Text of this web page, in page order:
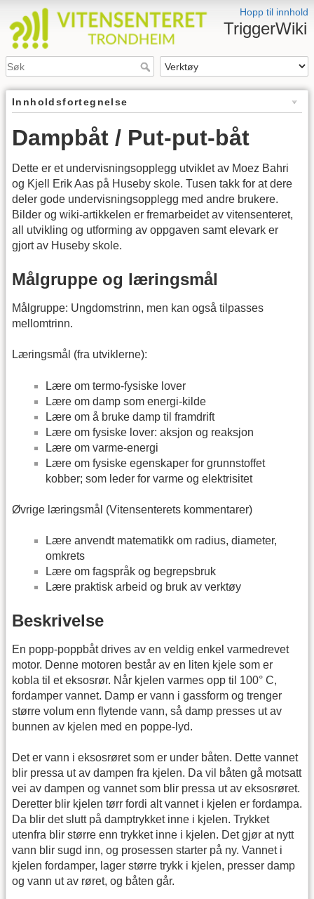
Hopp til innhold
TriggerWiki
Innholdsfortegnelse
Dampbåt / Put-put-båt
Dette er et undervisningsopplegg utviklet av Moez Bahri
og Kjell Erik Aas på Huseby skole. Tusen takk for at dere
deler gode undervisningsopplegg med andre brukere.
Bilder og wiki-artikkelen er fremarbeidet av vitensenteret,
all utvikling og utforming av oppgaven samt elevark er
gjort av Huseby skole.
Målgruppe og læringsmål
Målgruppe: Ungdomstrinn, men kan også tilpasses
mellomtrinn.
Læringsmål (fra utviklerne):
Lære om termo-fysiske lover
Lære om damp som energi-kilde
Lære om å bruke damp til framdrift
Lære om fysiske lover: aksjon og reaksjon
Lære om varme-energi
Lære om fysiske egenskaper for grunnstoffet
kobber; som leder for varme og elektrisitet
Øvrige læringsmål (Vitensenterets kommentarer)
Lære anvendt matematikk om radius, diameter,
omkrets
Lære om fagspråk og begrepsbruk
Lære praktisk arbeid og bruk av verktøy
Beskrivelse
En popp-poppbåt drives av en veldig enkel varmedrevet
motor. Denne motoren består av en liten kjele som er
kobla til et eksosrør. Når kjelen varmes opp til 100° C,
fordamper vannet. Damp er vann i gassform og trenger
større volum enn flytende vann, så damp presses ut av
bunnen av kjelen med en poppe-lyd.
Det er vann i eksosrøret som er under båten. Dette vannet
blir pressa ut av dampen fra kjelen. Da vil båten gå motsatt
vei av dampen og vannet som blir pressa ut av eksosrøret.
Deretter blir kjelen tørr fordi alt vannet i kjelen er fordampa.
Da blir det slutt på damptrykket inne i kjelen. Trykket
utenfra blir større enn trykket inne i kjelen. Det gjør at nytt
vann blir sugd inn, og prosessen starter på ny. Vannet i
kjelen fordamper, lager større trykk i kjelen, presser damp
og vann ut av røret, og båten går.